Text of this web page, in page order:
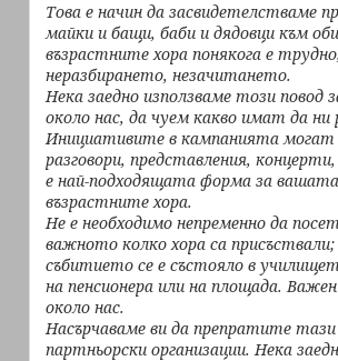
Това е начин да засвидетелстваме
майки и бащи, баби и дядовци към
възрастните хора понякога е
неразбирането, незачитането.
Нека заедно използваме този повод
около нас, да чуем какво имат да
Инициативите в кампанията могат
разговори, представления,
е най-подходящата форма за
възрастните хора.
Не е необходимо непременно да
важното колко хора са
събитието се е състояло в
на пенсионера или на площада.
около нас.
Насърчаваме ви да препратите
партньорски организации. Нека